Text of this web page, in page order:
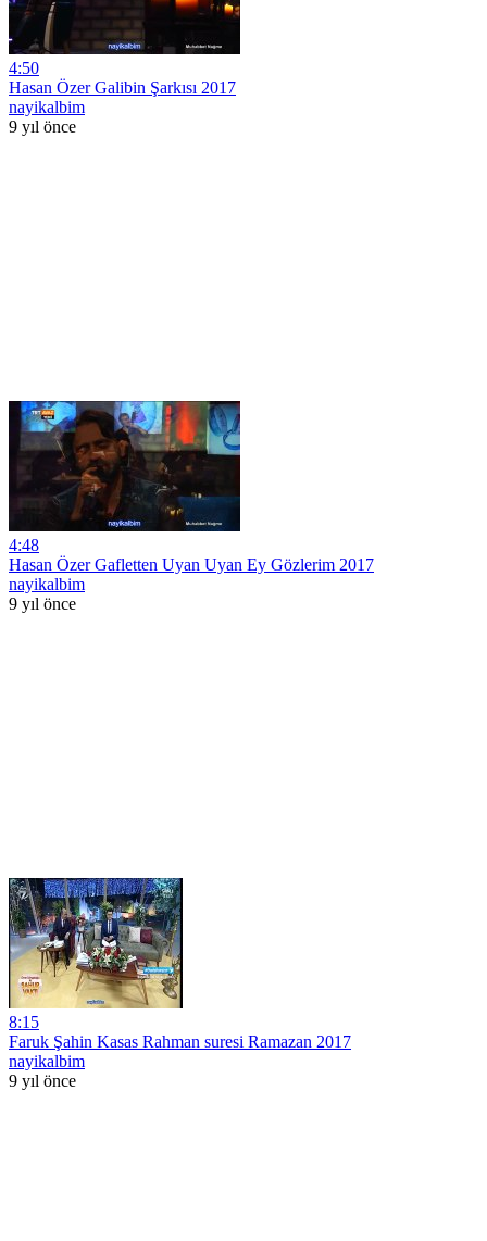
4:50
Hasan Özer Galibin Şarkısı 2017
nayikalbim
9 yıl önce
4:48
Hasan Özer Gafletten Uyan Uyan Ey Gözlerim 2017
nayikalbim
9 yıl önce
8:15
Faruk Şahin Kasas Rahman suresi Ramazan 2017
nayikalbim
9 yıl önce